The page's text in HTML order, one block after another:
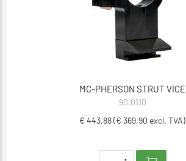
MC-PHERSON STRUT VICE
90.0110
€ 443,88 (€ 369,90 excl. TVA)